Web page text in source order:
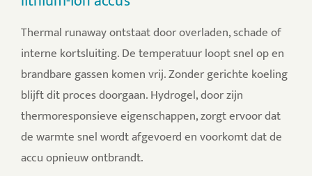
Thermal runaway ontstaat door overladen, schade of
interne kortsluiting. De temperatuur loopt snel op en
brandbare gassen komen vrij. Zonder gerichte koeling
blijft dit proces doorgaan.Hydrogel, door zijn
thermoresponsieve eigenschappen, zorgt ervoor dat
de warmte snel wordt afgevoerd en voorkomt dat de
accu opnieuw ontbrandt.